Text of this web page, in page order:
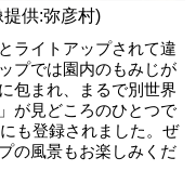
供:弥彦村)
ライトアップされて違
プでは園内のもみじが
包まれ、まるで別世界
が見どころのひとつで
も登録されました。ぜ
の風景もお楽しみくだ